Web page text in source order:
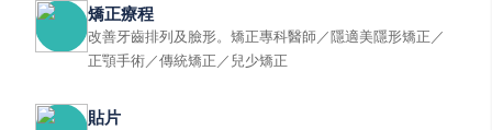
矯正療程
改善牙齒排列及臉形。矯正專科醫師／隱適美隱形矯正／
正顎手術／傳統矯正／兒少矯正
貼片